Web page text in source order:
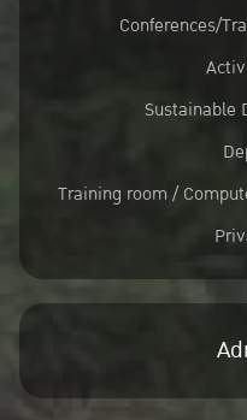
Conferences/
Sustainable
Training room /